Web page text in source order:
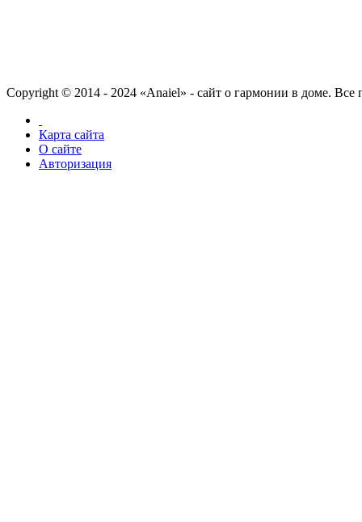
Copyright © 2014 - 2024 «Anaiel» - сайт о гармонии в доме.
Карта сайта
О сайте
Авторизация